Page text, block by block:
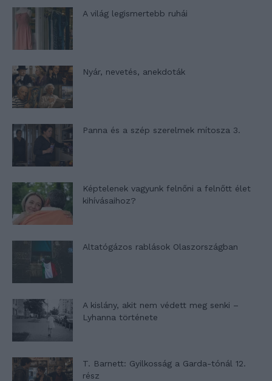
A világ legismertebb ruhái
Nyár, nevetés, anekdoták
Panna és a szép szerelmek mítosza 3.
Képtelenek vagyunk felnőni a felnőtt élet
kihívásaihoz?
Altatógázos rablások Olaszországban
A kislány, akit nem védett meg senki –
Lyhanna története
T. Barnett: Gyilkosság a Garda-tónál 12.
rész